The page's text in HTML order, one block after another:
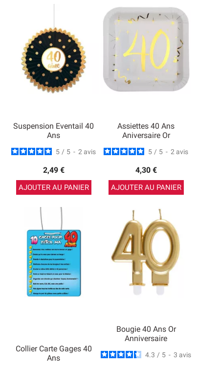
Suspension Eventail 40
Ans
5 / 5 - 2 avis
2,49 €
AJOUTER AU PANIER
Assiettes 40 Ans
Aniversaire Or
5 / 5 - 2 avis
4,30 €
AJOUTER AU PANIER
Collier Carte Gages 40
Ans
Bougie 40 Ans Or
Anniversaire
4.3 / 5 - 3 avis